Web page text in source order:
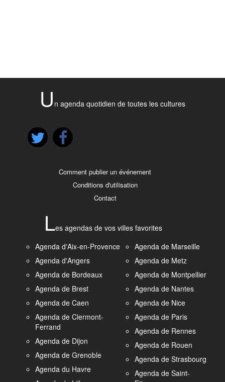
U n agenda quotidien de toutes les cultures
Comment publier un événement
Conditions d'utilisation
Contact
Les agendas de vos villes favorites
Agenda d'Aix-en-Provence
Agenda d'Angers
Agenda de Bordeaux
Agenda de Brest
Agenda de Caen
Agenda de Clermont-
Ferrand
Agenda de Dijon
Agenda de Grenoble
Agenda du Havre
Agenda de Marseille
Agenda de Metz
Agenda de Montpellier
Agenda de Nantes
Agenda de Nice
Agenda de Paris
Agenda de Rennes
Agenda de Rouen
Agenda de Strasbourg
Agenda de Saint-